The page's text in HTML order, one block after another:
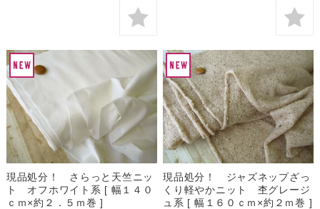
現品処分！ さらっと天竺ニッ
ト オフホワイト系 [ 幅１４０
ｃｍ×約２．５ｍ巻 ]
現品処分！ ジャズネップざっ
くり軽やかニット 杢グレージ
ュ系 [ 幅１６０ｃｍ×約２ｍ巻 ]